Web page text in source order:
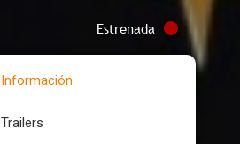
Estrenada
Información
Trailers